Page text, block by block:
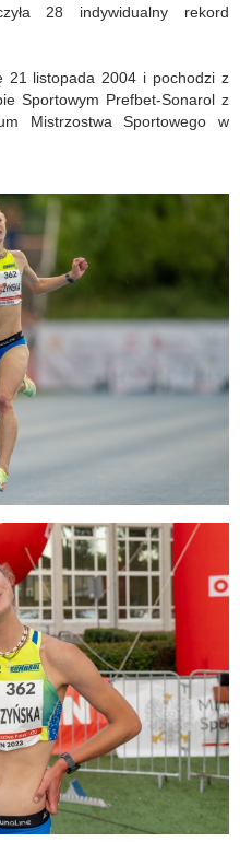
28 indywidualny rekord
21 listopada 2004 i pochodzi z
Sportowym Prefbet-Sonarol z
Mistrzostwa Sportowego w